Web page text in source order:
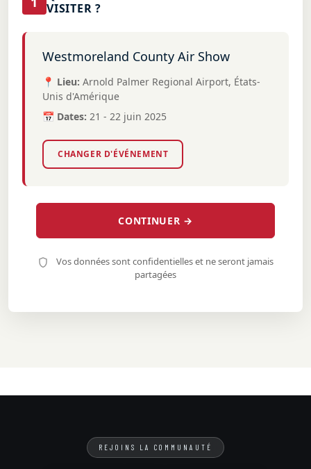
VISITER ?
Westmoreland County Air Show
📍 Lieu: Arnold Palmer Regional Airport, États-
Unis d'Amérique
📅 Dates: 21 - 22 juin 2025
CHANGER D'ÉVÉNEMENT
CONTINUER →
Vos données sont confidentielles et ne seront jamais
partagées
REJOINS LA COMMUNAUTÉ